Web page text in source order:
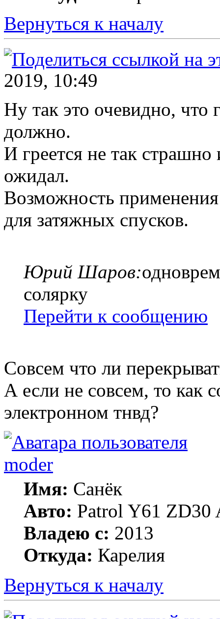
Вернуться к началу
2019, 10:49
Ну так это очевидно, что
должно.
И греется не так
ожидал.
Возможность
для затяжных спусков.
Юрий Шаров:
солярку
Перейти к сообщению
Совсем что ли
А если не совсем, то как
электронном тнвд?
moder
Имя: Санёк
Авто: Patrol Y61 ZD30
Владею с: 2013
Откуда: Карелия
Вернуться к началу